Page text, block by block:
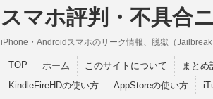
スマホ評判・不具合
iPhone・Androidスマホのリーク情報、脱獄（
TOP ホーム このサイトについて
まとめ
KindleFireHDの使い方
AppStoreの使い方